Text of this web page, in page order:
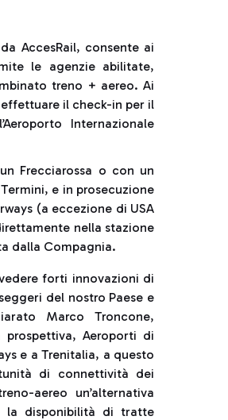
AccesRail, consente ai
le agenzie abilitate,
treno + aereo. Ai
il check-in per il
Internazionale
Frecciarossa o con un
e in prosecuzione
(a eccezione di USA
nella stazione
dalla Compagnia.
forti innovazioni di
del nostro Paese e
Marco Troncone,
prospettiva, Aeroporti di
e a Trenitalia, a questo
di connettività dei
aereo un’alternativa
la disponibilità di tratte